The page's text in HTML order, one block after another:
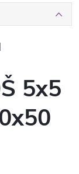
5x5